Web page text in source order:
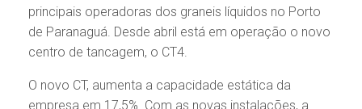
principais operadoras dos graneis líquidos no Porto
de Paranaguá. Desde abril está em operação o novo
centro de tancagem, o CT4.
O novo CT, aumenta a capacidade estática da
empresa em 17,5%. Com as novas instalações, a